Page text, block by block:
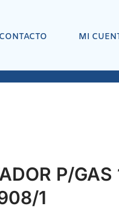
CONTACTO MI
P/
1